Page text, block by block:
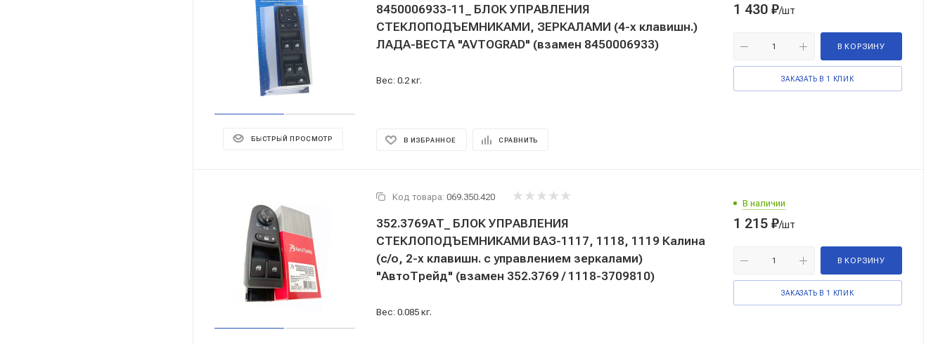
БЫСТРЫЙ ПРОСМОТР
8450006933-11_ БЛОК УПРАВЛЕНИЯ
СТЕКЛОПОДЪЕМНИКАМИ, ЗЕРКАЛАМИ (4-х клавишн.)
ЛАДА-ВЕСТА "AVTOGRAD" (взамен 8450006933)
Вес: 0.2 кг.
В ИЗБРАННОЕ СРАВНИТЬ
1 430 ₽/шт
В КОРЗИНУ
ЗАКАЗАТЬ В 1 КЛИК
Код товара: 069.350.420
352.3769АТ_ БЛОК УПРАВЛЕНИЯ
СТЕКЛОПОДЪЕМНИКАМИ ВАЗ-1117, 1118, 1119 Калина
(с/о, 2-х клавишн. с управлением зеркалами)
"АвтоТрейд" (взамен 352.3769 / 1118-3709810)
Вес: 0.085 кг.
В наличии
1 215 ₽/шт
В КОРЗИНУ
ЗАКАЗАТЬ В 1 КЛИК